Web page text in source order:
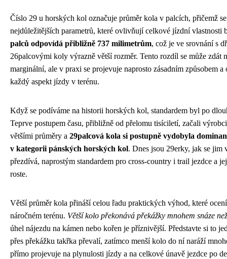
Číslo 29 u horských kol označuje průměr kola v palcích, přičemž
nejdůležitějších parametrů, které ovlivňují celkové jízdní vlastnosti
palců odpovídá přibližně 737 milimetrům, což je ve srovnání s
26palcovými koly výrazně větší rozměr. Tento rozdíl se může zdát
marginální, ale v praxi se projevuje naprosto zásadním způsobem
každý aspekt jízdy v terénu.
Když se podíváme na historii horských kol, standardem byl po
Teprve postupem času, přibližně od přelomu tisíciletí, začali
většími průměry a 29palcová kola si postupně vydobyla
v kategorii pánských horských kol. Dnes jsou 29erky, jak se jim
přezdívá, naprostým standardem pro cross-country i trail jezdce a
roste.
Větší průměr kola přináší celou řadu praktických výhod, které
náročném terénu. Větší kolo překonává překážky mnohem snáze
úhel nájezdu na kámen nebo kořen je příznivější. Představte si to
přes překážku takřka převalí, zatímco menší kolo do ní naráží
přímo projevuje na plynulosti jízdy a na celkové únavě jezdce po